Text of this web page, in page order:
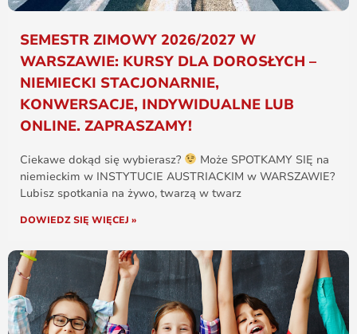
SEMESTR ZIMOWY 2026/2027 W
WARSZAWIE: KURSY DLA DOROSŁYCH –
NIEMIECKI STACJONARNIE,
KONWERSACJE, INDYWIDUALNE LUB
ONLINE. ZAPRASZAMY!
Ciekawe dokąd się wybierasz?
Może SPOTKAMY SIĘ na
niemieckim w INSTYTUCIE AUSTRIACKIM w WARSZAWIE?
Lubisz spotkania na żywo, twarzą w twarz
DOWIEDZ SIĘ WIĘCEJ »